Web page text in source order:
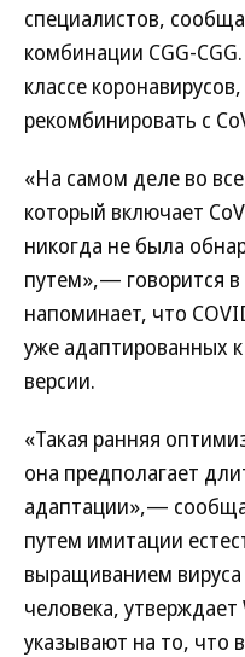
специалистов,
комбинации CGG-
классе
рекомбинировать с
«На самом деле во
который включает
никогда не была
путем»,— говорится в
напоминает, что
уже адаптированных
версии.
«Такая ранняя
она предполагает
адаптации»,—
путем имитации
выращиванием
человека,
указывают на то, что